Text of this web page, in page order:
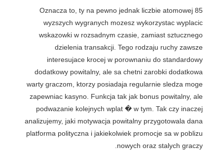
Oznacza to, ty na pewno jednak liczbie atomowej 85
wyzszych wygranych mozesz wykorzystac wyplacic
wskazowki w rozsadnym czasie, zamiast sztucznego
dzielenia transakcji. Tego rodzaju ruchy zawsze
interesujace krocej w porownaniu do standardowy
dodatkowy powitalny, ale sa chetni zarobki dodatkowa
warty graczom, ktorzy posiadaja regularnie sledza moge
zapewniac kasyno. Funkcja tak jak bonus powitalny, ale
podwazanie kolejnych wplat � w tym. Tak czy inaczej
analizujemy, jaki motywacja powitalny przygotowala dana
platforma polityczna i jakiekolwiek promocje sa w poblizu
nowych oraz stalych graczy.